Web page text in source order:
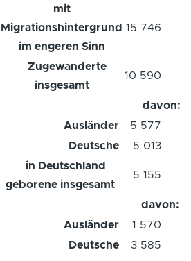
mit
Migrationshintergrund
im engeren Sinn
15 746
Zugewanderte
insgesamt
10 590
davon:
Ausländer
5 577
Deutsche
5 013
in Deutschland
geborene insgesamt
5 155
davon:
Ausländer
1 570
Deutsche
3 585